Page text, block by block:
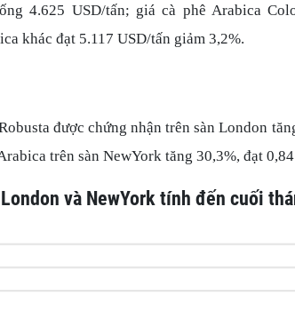
4.625 USD/tấn; giá cà phê Arabica
khác đạt 5.117 USD/tấn giảm 3,2%.
được chứng nhận trên sàn London
trên sàn NewYork tăng 30,3%, đạt
và NewYork tính đến cuối